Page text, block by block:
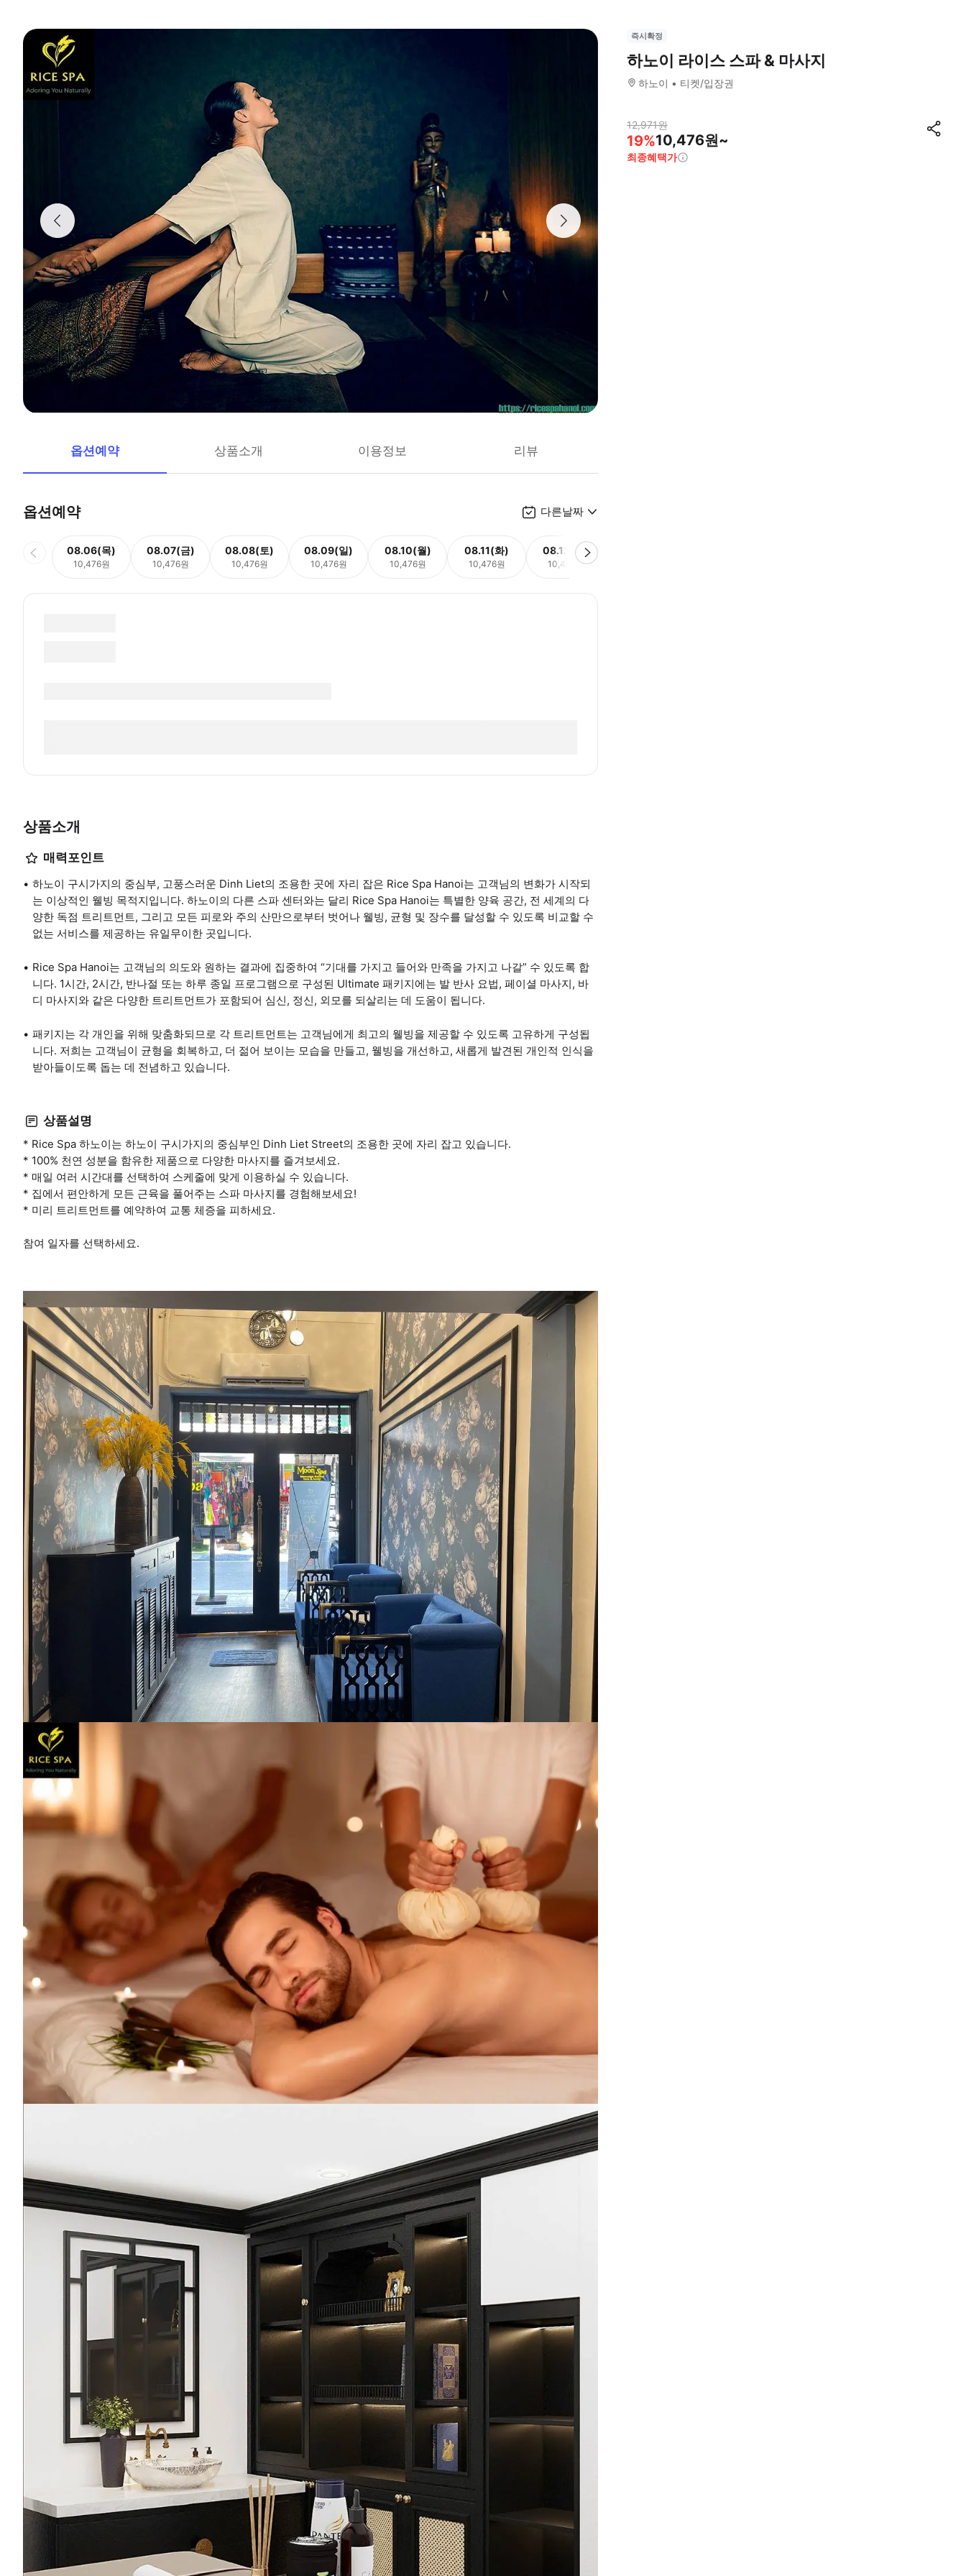
옵션예약 상품소개 이용정보 리뷰
옵션예약 다른날짜
08.06(목)
10,476원
08.07(금)
10,476원
08.08(토)
10,476원
08.09(일)
10,476원
08.10(월)
10,476원
08.11(화)
10,476원
08.12(수)
10,476원
상품소개
매력포인트
하노이 구시가지의 중심부, 고풍스러운 Dinh Liet의 조용한 곳에 자리 잡은 Rice Spa Hanoi는 고객님의 변화가 시작되
는 이상적인 웰빙 목적지입니다. 하노이의 다른 스파 센터와는 달리 Rice Spa Hanoi는 특별한 양육 공간, 전 세계의 다
양한 독점 트리트먼트, 그리고 모든 피로와 주의 산만으로부터 벗어나 웰빙, 균형 및 장수를 달성할 수 있도록 비교할 수
없는 서비스를 제공하는 유일무이한 곳입니다.
Rice Spa Hanoi는 고객님의 의도와 원하는 결과에 집중하여 “기대를 가지고 들어와 만족을 가지고 나갈” 수 있도록 합
니다. 1시간, 2시간, 반나절 또는 하루 종일 프로그램으로 구성된 Ultimate 패키지에는 발 반사 요법, 페이셜 마사지, 바
디 마사지와 같은 다양한 트리트먼트가 포함되어 심신, 정신, 외모를 되살리는 데 도움이 됩니다.
패키지는 각 개인을 위해 맞춤화되므로 각 트리트먼트는 고객님에게 최고의 웰빙을 제공할 수 있도록 고유하게 구성됩
니다. 저희는 고객님이 균형을 회복하고, 더 젊어 보이는 모습을 만들고, 웰빙을 개선하고, 새롭게 발견된 개인적 인식을
받아들이도록 돕는 데 전념하고 있습니다.
상품설명
* Rice Spa 하노이는 하노이 구시가지의 중심부인 Dinh Liet Street의 조용한 곳에 자리 잡고 있습니다.
* 100% 천연 성분을 함유한 제품으로 다양한 마사지를 즐겨보세요.
* 매일 여러 시간대를 선택하여 스케줄에 맞게 이용하실 수 있습니다.
* 집에서 편안하게 모든 근육을 풀어주는 스파 마사지를 경험해보세요!
* 미리 트리트먼트를 예약하여 교통 체증을 피하세요.
참여 일자를 선택하세요.
즉시확정
하노이 라이스 스파 & 마사지
하노이 티켓/입장권
12,971원
19%10,476원~
최종혜택가